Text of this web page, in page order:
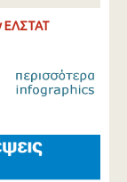
ΕΛΣΤΑΤ